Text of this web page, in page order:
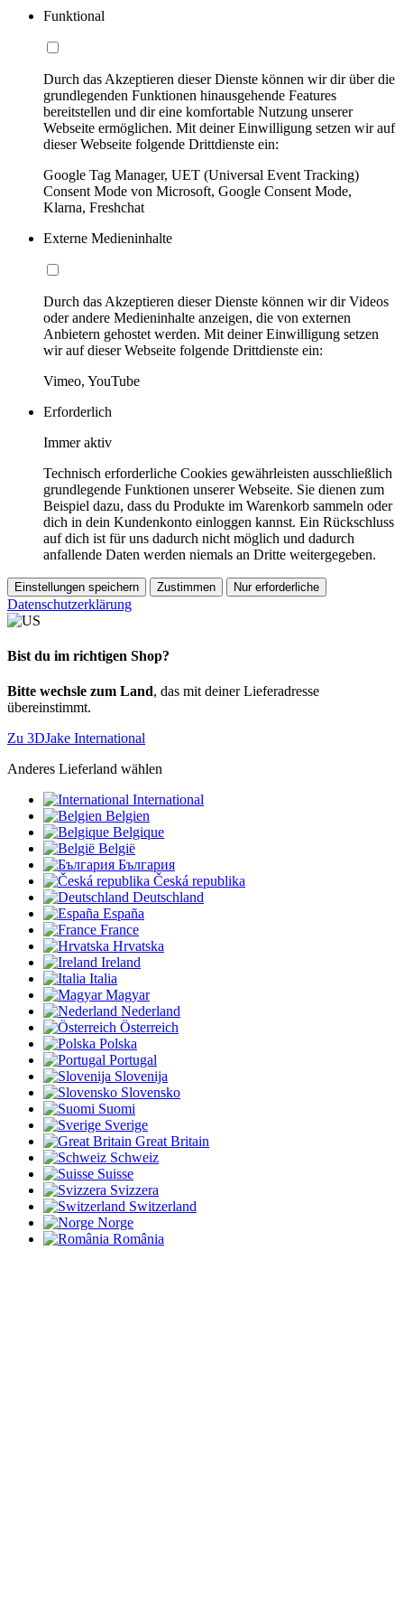
Funktional
Durch das Akzeptieren dieser Dienste können wir dir über die
grundlegenden Funktionen hinausgehende Features
bereitstellen und dir eine komfortable Nutzung unserer
Webseite ermöglichen. Mit deiner Einwilligung setzen wir auf
dieser Webseite folgende Drittdienste ein:
Google Tag Manager, UET (Universal Event Tracking)
Consent Mode von Microsoft, Google Consent Mode,
Klarna, Freshchat
Externe Medieninhalte
Durch das Akzeptieren dieser Dienste können wir dir Videos
oder andere Medieninhalte anzeigen, die von externen
Anbietern gehostet werden. Mit deiner Einwilligung setzen
wir auf dieser Webseite folgende Drittdienste ein:
Vimeo, YouTube
Erforderlich
Immer aktiv
Technisch erforderliche Cookies gewährleisten ausschließlich
grundlegende Funktionen unserer Webseite. Sie dienen zum
Beispiel dazu, dass du Produkte im Warenkorb sammeln oder
dich in dein Kundenkonto einloggen kannst. Ein Rückschluss
auf dich ist für uns dadurch nicht möglich und dadurch
anfallende Daten werden niemals an Dritte weitergegeben.
Einstellungen speichern Zustimmen Nur erforderliche
Datenschutzerklärung
Bist du im richtigen Shop?
Bitte wechsle zum Land, das mit deiner Lieferadresse
übereinstimmt.
Zu 3DJake International
Anderes Lieferland wählen
International
Belgien
Belgique
België
България
Česká republika
Deutschland
España
France
Hrvatska
Ireland
Italia
Magyar
Nederland
Österreich
Polska
Portugal
Slovenija
Slovensko
Suomi
Sverige
Great Britain
Schweiz
Suisse
Svizzera
Switzerland
Norge
România